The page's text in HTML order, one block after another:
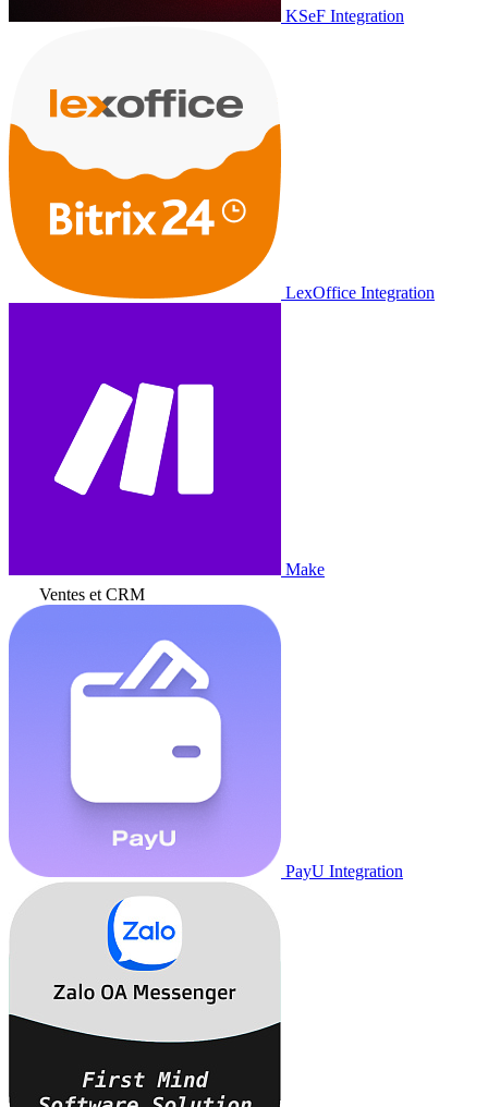
KSeF Integration
LexOffice Integration
Make
Ventes et CRM
PayU Integration